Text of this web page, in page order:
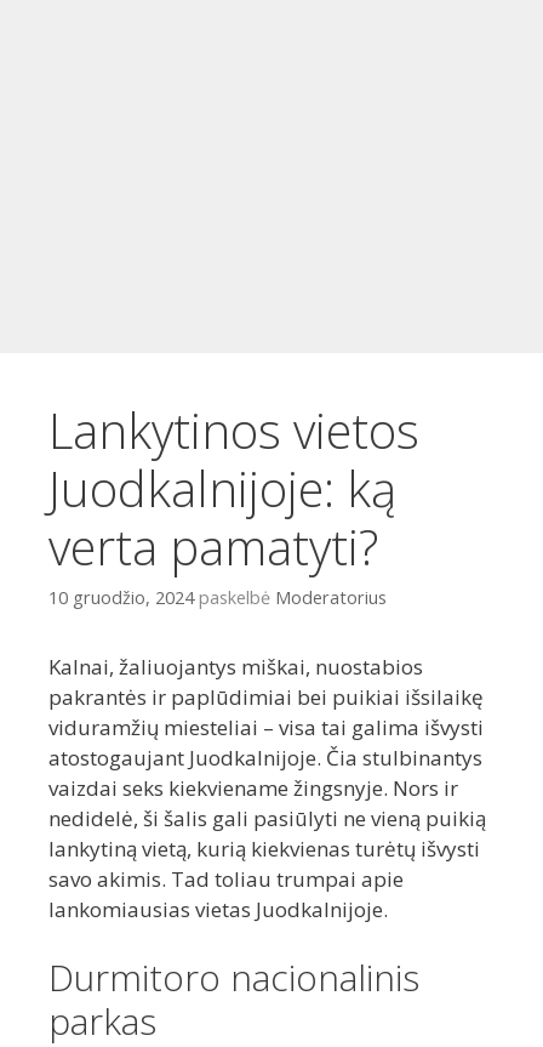
Lankytinos vietos
Juodkalnijoje: ką
verta pamatyti?
10 gruodžio, 2024 paskelbė Moderatorius
Kalnai, žaliuojantys miškai, nuostabios
pakrantės ir paplūdimiai bei puikiai išsilaikę
viduramžių miesteliai – visa tai galima išvysti
atostogaujant Juodkalnijoje. Čia stulbinantys
vaizdai seks kiekviename žingsnyje. Nors ir
nedidelė, ši šalis gali pasiūlyti ne vieną puikią
lankytiną vietą, kurią kiekvienas turėtų išvysti
savo akimis. Tad toliau trumpai apie
lankomiausias vietas Juodkalnijoje.
Durmitoro nacionalinis
parkas